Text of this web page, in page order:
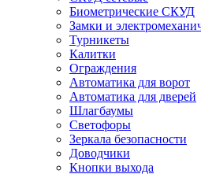
Биометрические СКУД
Замки и
Турникеты
Калитки
Ограждения
Автоматика для ворот
Автоматика для дверей
Шлагбаумы
Светофоры
Зеркала безопасности
Доводчики
Кнопки выхода